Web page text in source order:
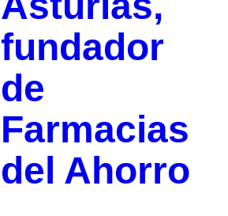
fundador
de
Farmacias
del Ahorro